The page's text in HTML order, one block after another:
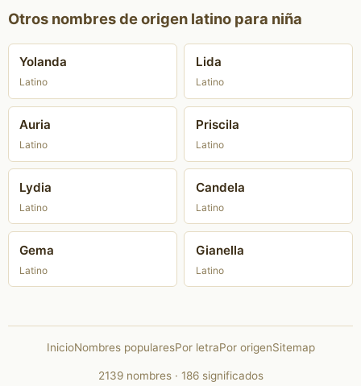
Otros nombres de origen latino para niña
Yolanda
Latino
Lida
Latino
Auria
Latino
Priscila
Latino
Lydia
Latino
Candela
Latino
Gema
Latino
Gianella
Latino
InicioNombres popularesPor letraPor origenSitemap
2139 nombres · 186 significados